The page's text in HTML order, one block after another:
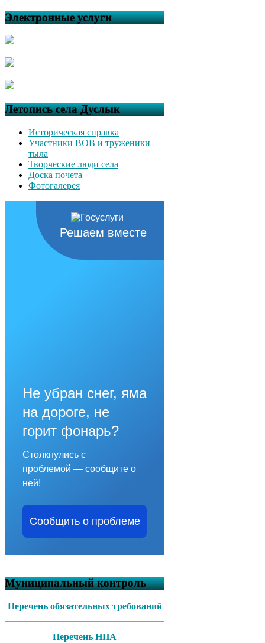
Электронные услуги
Летопись села Дуслык
Историческая справка
Участники ВОВ и труженики
тыла
Творческие люди села
Доска почета
Фотогалерея
Решаем вместе
Не убран снег, яма
на дороге, не
горит фонарь?
Столкнулись с
проблемой — сообщите о
ней!
Сообщить о проблеме
Муниципальный контроль
Перечень обязательных требований
Перечень НПА